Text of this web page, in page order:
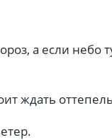
а если
ждать